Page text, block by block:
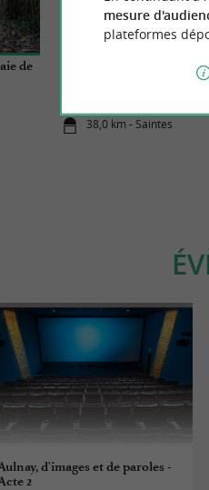
de
Top 10 des choses à faire
38,0 km - Saintes
d'images et de paroles -
2
mesure
plateformes